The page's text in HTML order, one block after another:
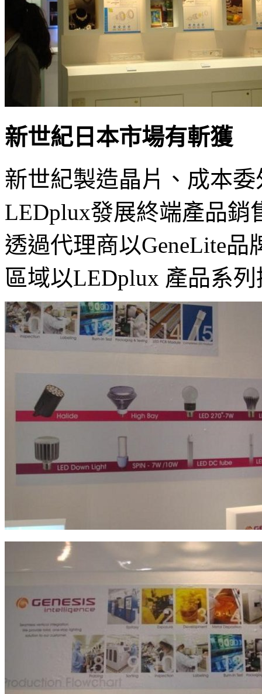
新世紀日本市場有斬獲
新世紀製造晶片、成本
LEDplux發展終端產品銷
透過代理商以GeneLite
區域以LEDplux 產品系